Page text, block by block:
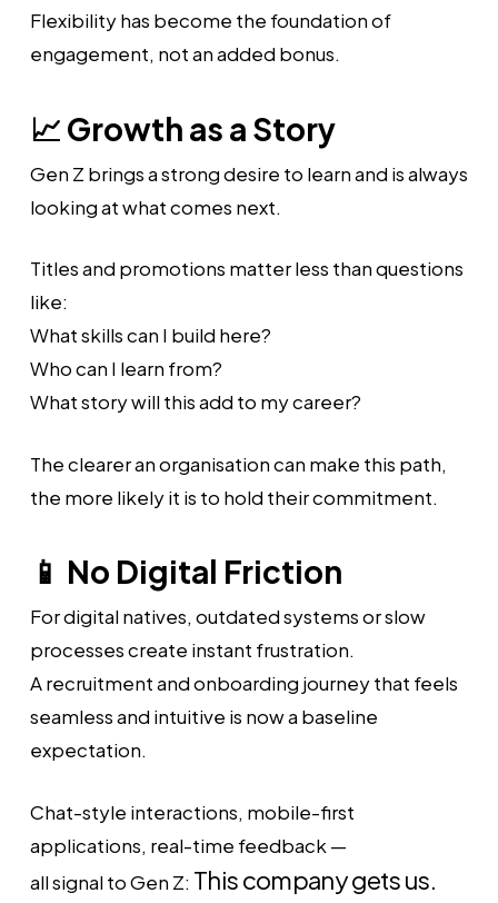
Flexibility has become the foundation of
engagement, not an added bonus.
📈 Growth as a Story
Gen Z brings a strong desire to learn and is always
looking at what comes next.
Titles and promotions matter less than questions
like:
What skills can I build here?
Who can I learn from?
What story will this add to my career?
The clearer an organisation can make this path,
the more likely it is to hold their commitment.
📱 No Digital Friction
For digital natives, outdated systems or slow
processes create instant frustration.
A recruitment and onboarding journey that feels
seamless and intuitive is now a baseline
expectation.
Chat-style interactions, mobile-first
applications, real-time feedback —
all signal to Gen Z: This company gets us.